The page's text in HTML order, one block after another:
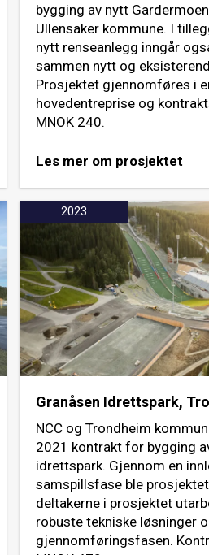
bygging av nytt
Ullensaker kommune. I
nytt renseanlegg inngår
sammen nytt og
Prosjektet gjennomføres i
hovedentreprise og
MNOK 240.
Les mer om prosjektet
2023
Granåsen Idrettspark,
NCC og Trondheim
2021 kontrakt for bygging
idrettspark. Gjennom en
samspillsfase ble
deltakerne i prosjektet
robuste tekniske løsninger
gjennomføringsfasen.